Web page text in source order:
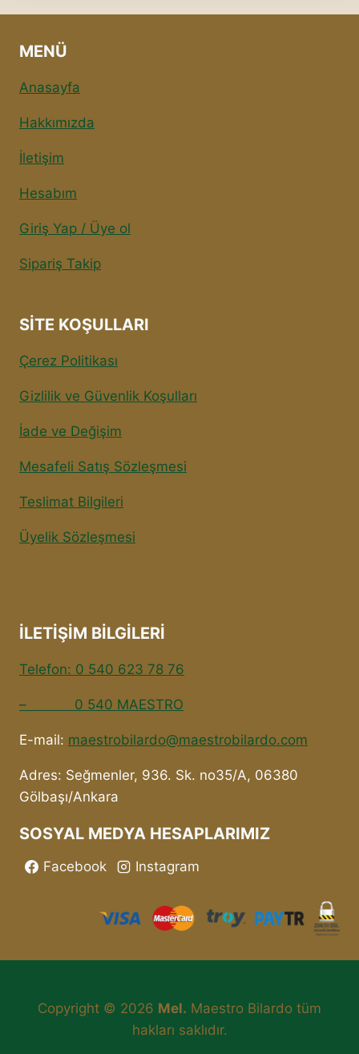
MENÜ
Anasayfa
Hakkımızda
İletişim
Hesabım
Giriş Yap / Üye ol
Sipariş Takip
SITE KOŞULLARI
Çerez Politikası
Gizlilik ve Güvenlik Koşulları
İade ve Değişim
Mesafeli Satış Sözleşmesi
Teslimat Bilgileri
Üyelik Sözleşmesi
İLETİŞİM BİLGİLERİ
Telefon: 0 540 623 78 76
– 0 540 MAESTRO
E-mail: maestrobilardo@maestrobilardo.com
Adres: Seğmenler, 936. Sk. no35/A, 06380
Gölbaşı/Ankara
SOSYAL MEDYA HESAPLARIMIZ
Facebook Instagram
Copyright © 2026 Mel. Maestro Bilardo tüm
hakları saklıdır.